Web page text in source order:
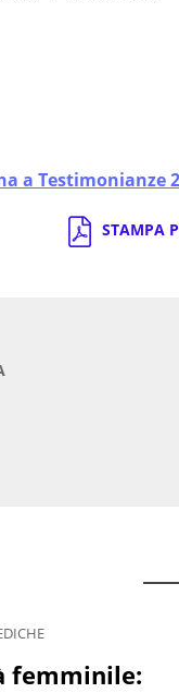
a Testimonianze
STAMPA
femminile: